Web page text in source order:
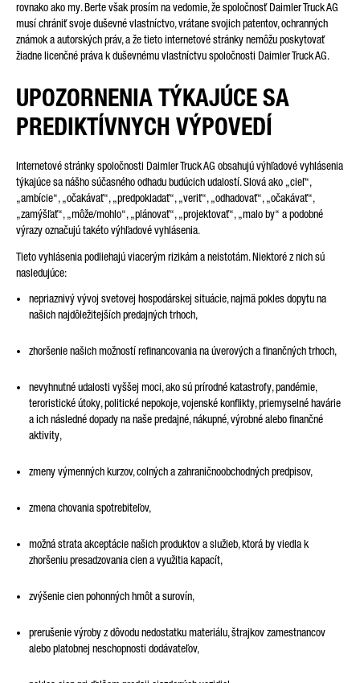
VAŠA SPRÁVA (VOLITEĽNE)
* Pole je povinné
Vaše údaje spracujeme, uložíme a použijeme starostlivo podľa
zákonných ustanovení o ochrane údajov podľa vášho súhlasu
a len na účely vybavenia vašej otázky. Ďalšie detaily o
spracovaní vašich osobných údajov spoločnosťou Daimler
Truck AG a takisto detailné oznámenia o vašich právach
rovnako ako my. Berte však prosím na vedomie, že spoločnosť Daimler Truck AG
musí chrániť svoje duševné vlastníctvo, vrátane svojich patentov, ochranných
známok a autorských práv, a že tieto internetové stránky nemôžu poskytovať
žiadne licenčné práva k duševnému vlastníctvu spoločnosti Daimler Truck AG.
UPOZORNENIA TÝKAJÚCE SA
PREDIKTÍVNYCH VÝPOVEDÍ
Internetové stránky spoločnosti Daimler Truck AG obsahujú výhľadové vyhlásenia
týkajúce sa nášho súčasného odhadu budúcich udalostí. Slová ako „cieľ“,
„ambície“, „očakávať“, „predpokladať“, „veriť“, „odhadovať“, „očakávať“,
„zamýšľať“, „môže/mohlo“, „plánovať“, „projektovať“, „malo by“ a podobné
výrazy označujú takéto výhľadové vyhlásenia.
Tieto vyhlásenia podliehajú viacerým rizikám a neistotám. Niektoré z nich sú
nasledujúce:
nepriaznivý vývoj svetovej hospodárskej situácie, najmä pokles dopytu na
našich najdôležitejších predajných trhoch,
zhoršenie našich možností refinancovania na úverových a finančných trhoch,
nevyhnutné udalosti vyššej moci, ako sú prírodné katastrofy, pandémie,
teroristické útoky, politické nepokoje, vojenské konflikty, priemyselné havárie
a ich následné dopady na naše predajné, nákupné, výrobné alebo finančné
aktivity,
zmeny výmenných kurzov, colných a zahraničnoobchodných predpisov,
zmena chovania spotrebiteľov,
možná strata akceptácie našich produktov a služieb, ktorá by viedla k
zhoršeniu presadzovania cien a využitia kapacít,
zvýšenie cien pohonných hmôt a surovín,
prerušenie výroby z dôvodu nedostatku materiálu, štrajkov zamestnancov
alebo platobnej neschopnosti dodávateľov,